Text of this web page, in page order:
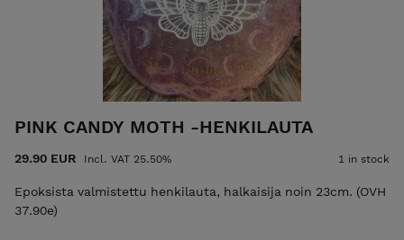
PINK CANDY MOTH -HENKILAUTA
29.90 EUR Incl. VAT 25.50% 1 in stock
Epoksista valmistettu henkilauta, halkaisija noin 23cm. (OVH
37.90e)